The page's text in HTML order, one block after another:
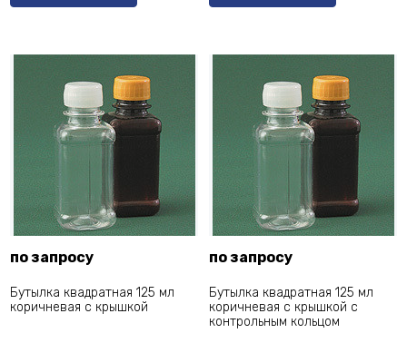
по запросу
Бутылка квадратная 125 мл
коричневая с крышкой
по запросу
Бутылка квадратная 125 мл
коричневая с крышкой с
контрольным кольцом